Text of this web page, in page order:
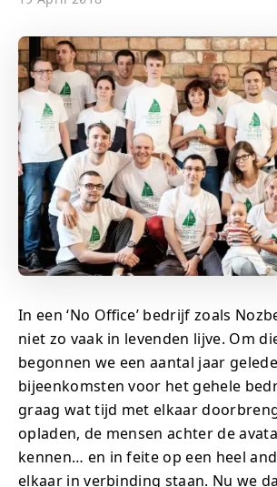
In een ‘No Office’ bedrijf zoals
niet zo vaak in levenden lijve. Om
begonnen we een aantal jaar
bijeenkomsten voor het gehele
graag wat tijd met elkaar
opladen, de mensen achter de
kennen… en in feite op een heel
elkaar in verbinding staan. Nu we